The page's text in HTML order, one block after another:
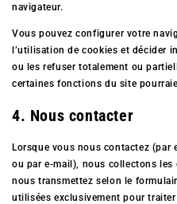
navigateur.
Vous pouvez configurer votre
l’utilisation de cookies et décider
ou les refuser totalement ou
certaines fonctions du site
4. Nous contacter
Lorsque vous nous contactez (par
ou par e-mail), nous collectons les
nous transmettez selon le
utilisées exclusivement pour